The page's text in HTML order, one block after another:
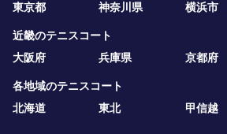
東京都
神奈川県 横浜市
近畿のテニスコート
大阪府
兵庫県 京都府
各地域のテニスコート
北海道
東北 甲信越